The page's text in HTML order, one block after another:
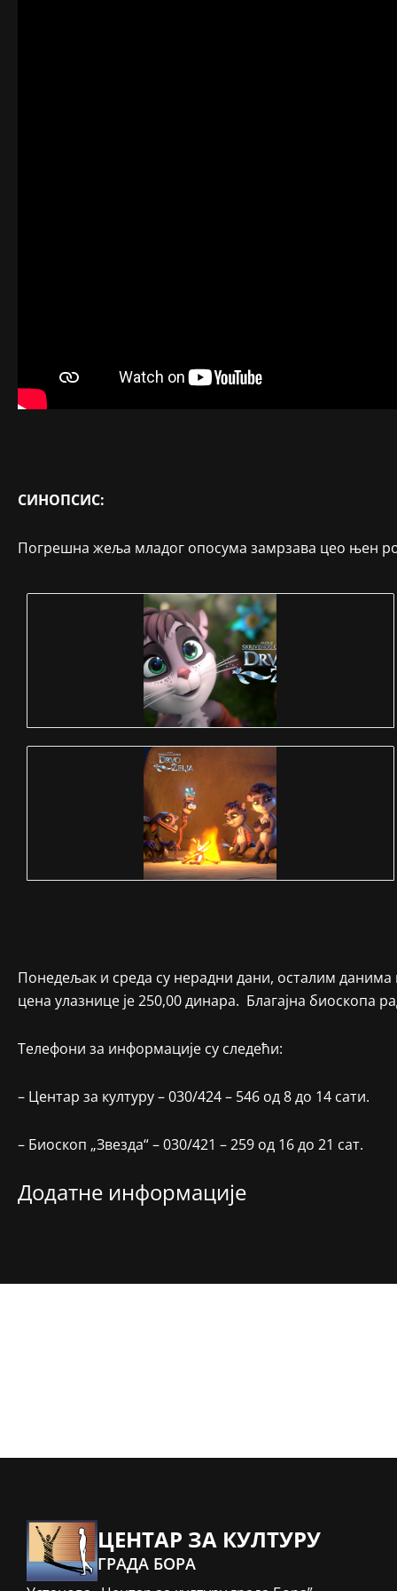
СИНОПСИС:
Погрешна жеља младог опосума замрзава цео њен
Понедељак и среда су нерадни дани, осталим данима
цена улазнице је 250,00 динара. Благајна биоскопа
Телефони за информације су следећи:
– Центар за културу – 030/424 – 546 од 8 до 14 сати.
– Биоскоп „Звезда“ – 030/421 – 259 од 16 до 21 сат.
Додатне информације
ЦЕНТАР ЗА КУЛТУРУ
ГРАДА БОРА